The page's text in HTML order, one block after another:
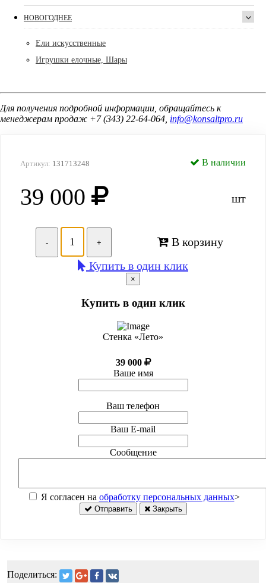
НОВОГОДНЕЕ
Ели искусственные
Игрушки елочные, Шары
Для получения подробной информации, обращайтесь к
менеджерам продаж +7 (343) 22-64-064, info@konsaltpro.ru
Артикул: 131713248 В наличии
39 000 шт
- +
В корзину
Купить в один клик
×
Купить в один клик
Стенка «Лето»
39 000
Ваше имя
Ваш телефон
Ваш E-mail
Сообщение
Я согласен на обработку персональных данных>
Отправить Закрыть
Поделиться: